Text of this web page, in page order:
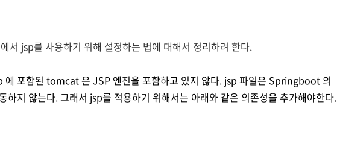
서 jsp를 사용하기 위해 설정하는 법에 대해서 정리하려 한다.
포함된 tomcat 은 JSP 엔진을 포함하고 있지 않다. jsp 파일은 Springboot 의
지 않는다. 그래서 jsp를 적용하기 위해서는 아래와 같은 의존성을 추가해야한다.